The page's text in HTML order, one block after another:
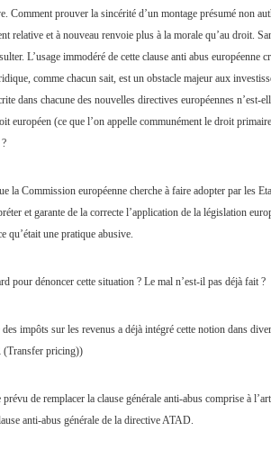
Comment prouver la sincérité d’un montage présumé non
relative et à nouveau renvoie plus à la morale qu’au droit.
L’usage immodéré de cette clause anti abus européenne
comme chacun sait, est un obstacle majeur aux
dans chacune des nouvelles directives européennes n’est-
européen (ce que l’on appelle communément le droit
la Commission européenne cherche à faire adopter par les
et garante de la correcte l’application de la législation
qu’était une pratique abusive.
pour dénoncer cette situation ? Le mal n’est-il pas déjà fait ?
impôts sur les revenus a déjà intégré cette notion dans
pricing))
de remplacer la clause générale anti-abus comprise à
anti-abus générale de la directive ATAD.